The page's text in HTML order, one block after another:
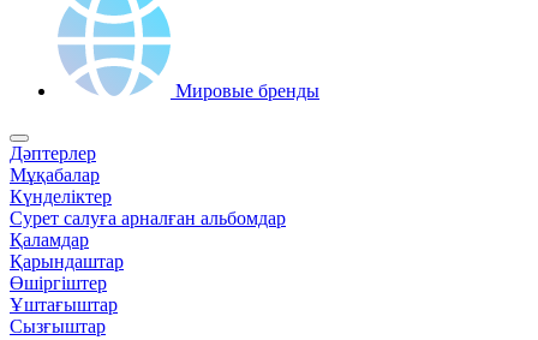
Мировые бренды
Дәптерлер
Мұқабалар
Күнделіктер
Сурет салуға арналған альбомдар
Қаламдар
Қарындаштар
Өшіргіштер
Ұштағыштар
Сызғыштар